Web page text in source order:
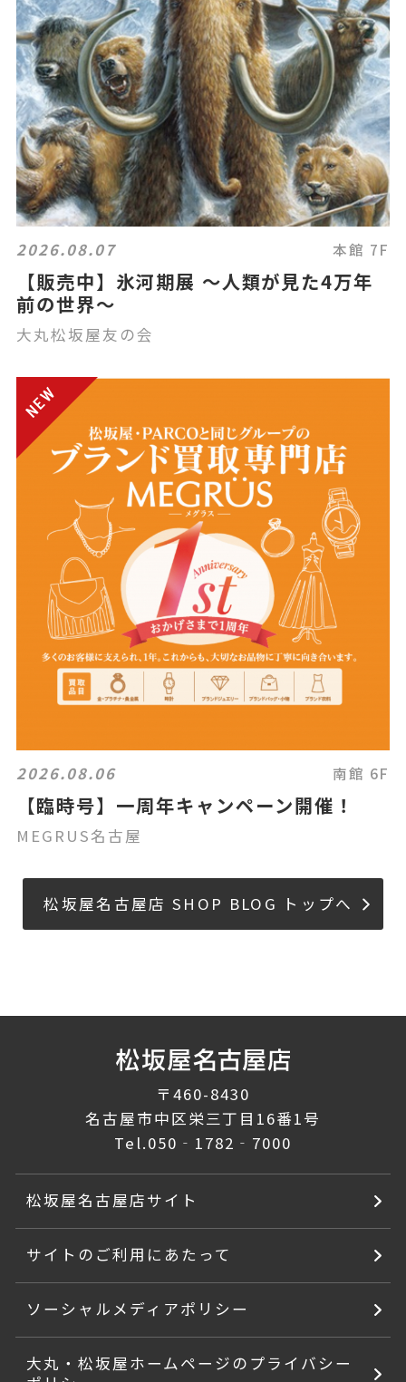
2026.08.07 本館 7F
【販売中】氷河期展 ～人類が見た4万年
前の世界～
大丸松坂屋友の会
2026.08.06 南館 6F
【臨時号】一周年キャンペーン開催！
MEGRUS名古屋
松坂屋名古屋店 SHOP BLOG トップへ
〒460-8430
名古屋市中区栄三丁目16番1号
Tel.050‐1782‐7000
松坂屋名古屋店サイト
サイトのご利用にあたって
ソーシャルメディアポリシー
大丸・松坂屋ホームページのプライバシー